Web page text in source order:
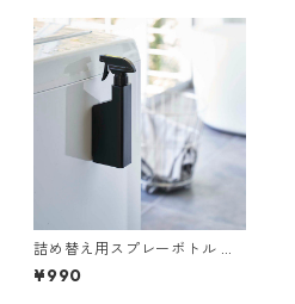
詰め替え用スプレーボトル 山
崎実業 tower タワー マグネッ
トスプレーボトル ブラック
¥990